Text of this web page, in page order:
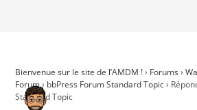
Bienvenue sur le site de l’AMDM ! › Forums ›
Forum› bbPress Forum Standard Topic ›
Standard Topic